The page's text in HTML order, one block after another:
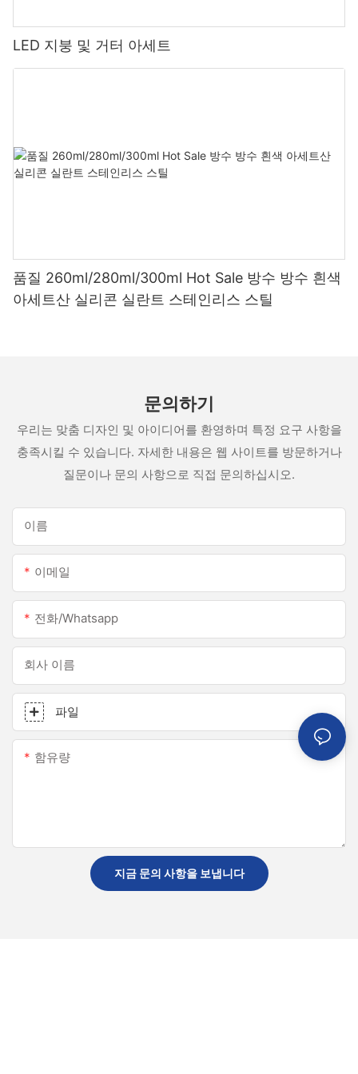
LED 지붕 및 거터 아세트
품질 260ml/280ml/300ml Hot Sale 방수 방수 흰색
아세트산 실리콘 실란트 스테인리스 스틸
문의하기
우리는 맞춤 디자인 및 아이디어를 환영하며 특정 요구 사항을
충족시킬 수 있습니다. 자세한 내용은 웹 사이트를 방문하거나
질문이나 문의 사항으로 직접 문의하십시오.
이름
이메일
전화/whatsapp
회사 이름
파일
함유량
지금 문의 사항을 보냅니다